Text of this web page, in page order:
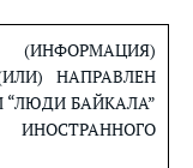
НАПРАВЛЕН
БАЙКАЛА”
ИНОСТРАННОГО